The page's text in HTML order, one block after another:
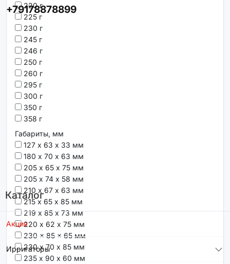
+79178878899
Каталог
Акция
Ирригаторы
220 г
225 г
230 г
245 г
246 г
250 г
260 г
295 г
300 г
350 г
358 г
Габариты, мм
127 х 63 х 33 мм
180 х 70 х 63 мм
205 х 65 х 75 мм
205 х 74 х 58 мм
210 х 67 х 63 мм
215 х 65 х 85 мм
219 х 85 х 73 мм
220 х 62 х 75 мм
230 x 85 x 65 мм
230 х 70 х 85 мм
235 х 90 х 60 мм